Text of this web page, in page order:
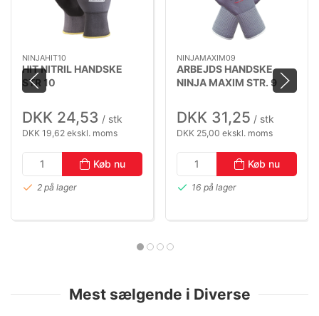
NINJAHIT10
HIT NITRIL HANDSKE
STR 10
DKK 24,53 / stk
DKK 19,62 ekskl. moms
Køb nu
2 på lager
NINJAMAXIM09
ARBEJDS HANDSKE
NINJA MAXIM STR. 9
DKK 31,25 / stk
DKK 25,00 ekskl. moms
Køb nu
16 på lager
Mest sælgende i Diverse